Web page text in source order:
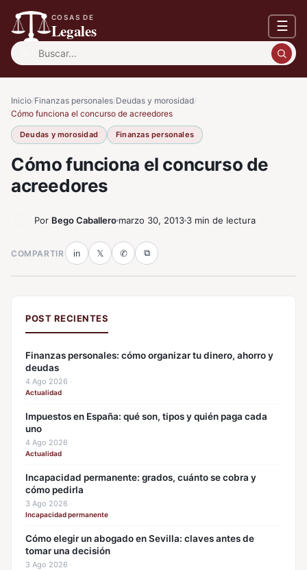
COSAS DE
Legales ☰
Buscar:
Inicio/Finanzas personales/Deudas y morosidad/
Cómo funciona el concurso de acreedores
Deudas y morosidad Finanzas personales
Cómo funciona el concurso de
acreedores
Por Bego Caballero marzo 30, 2013 3 min de lectura
COMPARTIR in 𝕏 ✆ ⧉
POST RECIENTES
Finanzas personales: cómo organizar tu dinero, ahorro y
deudas
4 Ago 2026 ·
Actualidad
Impuestos en España: qué son, tipos y quién paga cada
uno
4 Ago 2026 ·
Actualidad
Incapacidad permanente: grados, cuánto se cobra y
cómo pedirla
3 Ago 2026 ·
Incapacidad permanente
Cómo elegir un abogado en Sevilla: claves antes de
tomar una decisión
3 Ago 2026 ·